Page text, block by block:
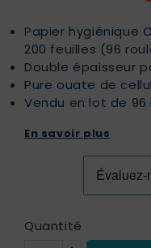
Papier hygiénique
200 feuilles (96
Double épaisseur
Pure ouate de
Vendu en lot de 96
En savoir plus
Quantité